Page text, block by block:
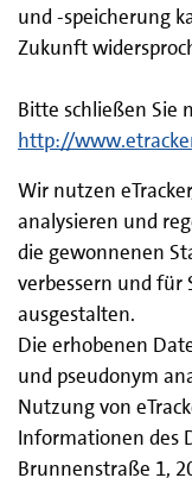
und -speicherung
Zukunft
Bitte schließen Sie
http://
Wir nutzen
analysieren und
die gewonnenen
verbessern und für
ausgestalten.
Die erhobenen
und pseudonym
Nutzung von
Informationen des
Brunnenstraße 1,